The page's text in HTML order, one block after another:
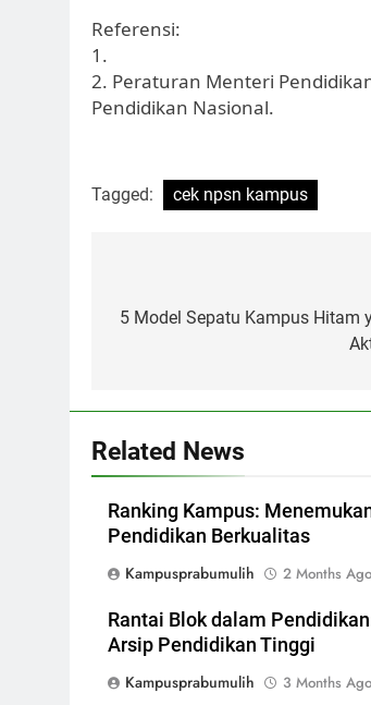
Referensi:
1.
2. Peraturan Menteri
Pendidikan Nasional.
Tagged: cek npsn kampus
navigation
5 Model Sepatu Kampus Hitam
Related News
Ranking Kampus:
Pendidikan Berkualitas
Kampusprabumulih
2 Months Ago
Rantai Blok dalam
Arsip Pendidikan Tinggi
Kampusprabumulih
3 Months Ago